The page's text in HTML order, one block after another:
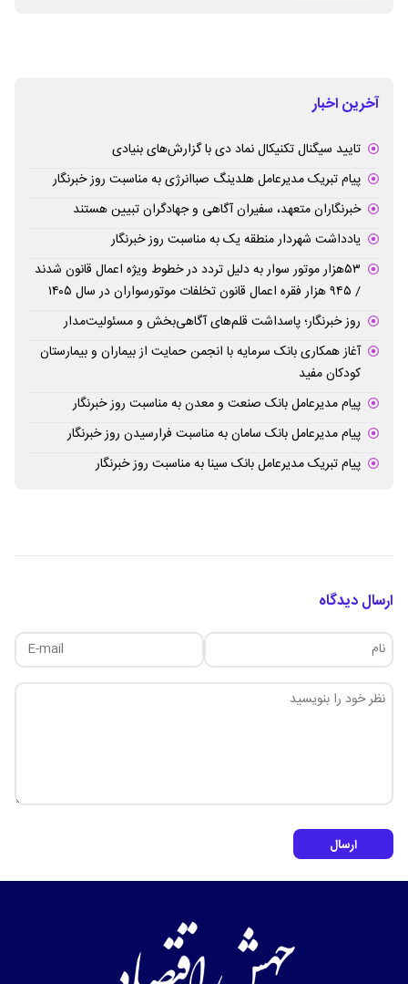
آخرین اخبار
تایید سیگنال تکنیکال نماد دی با گزارش‌های بنیادی
پیام تبریک مدیرعامل هلدینگ صباانرژی به مناسبت روز خبرنگار
خبرنگاران متعهد، سفیران آگاهی و جهادگران تبیین هستند
یادداشت شهردار منطقه یک به مناسبت روز خبرنگار
۵۳هزار موتور سوار به دلیل تردد در خطوط ویژه اعمال قانون شدند
/ ۹۴۵ هزار فقره اعمال قانون تخلفات موتورسواران در سال ۱۴۰۵
روز خبرنگار؛ پاسداشت قلم‌های آگاهی‌بخش و مسئولیت‌مدار
آغاز همکاری بانک سرمایه با انجمن حمایت از بیماران و بیمارستان
کودکان مفید
پیام مدیرعامل بانک صنعت و معدن به مناسبت روز خبرنگار
پیام مدیرعامل بانک سامان به مناسبت فرارسیدن روز خبرنگار
پیام تبریک مدیرعامل بانک سینا به مناسبت روز خبرنگار
ارسال دیدگاه
ارسال